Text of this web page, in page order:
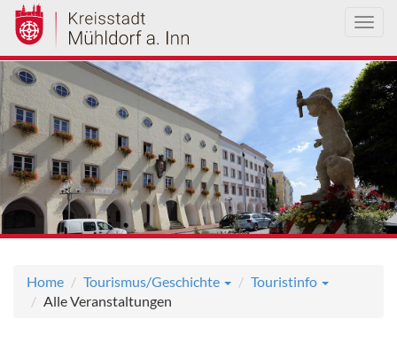
Direkt
zum
Inhalt
Home Tourismus/Geschichte
Touristinfo
Alle Veranstaltungen